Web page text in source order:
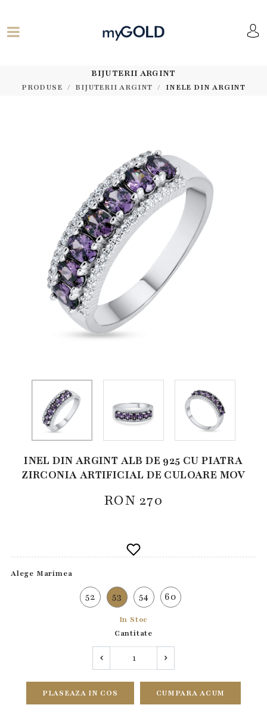
BIJUTERII ARGINT
PRODUSE BIJUTERII ARGINT INELE DIN ARGINT
INEL DIN ARGINT ALB DE 925 CU PIATRA
ZIRCONIA ARTIFICIAL DE CULOARE MOV
RON 270
Alege Marimea
52 53 54 60
In Stoc
Cantitate
PLASEAZA IN COS CUMPARA ACUM